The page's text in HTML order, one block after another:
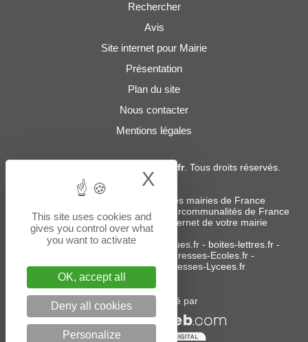
Rechercher
Avis
Site internet pour Mairie
Présentation
Plan du site
Nous contacter
Mentions légales
Adresses-Mairies.fr. Tous droits réservés.
Services :
Liste des adresses e-mails des mairies de France
Liste des adresses e-mails des intercommunalités de France
-Création ou refonte du site internet de votre mairie
Sites partenaires:donneespubliques.fr- boites-lettres.fr-
Adresses-Ecoles.fr -
Adresses-Colleges.fr- Adresses-Lycees.fr
Un service édité par
This site uses cookies and
gives you control over what
you want to activate
OK, accept all
Deny all cookies
Personalize
X